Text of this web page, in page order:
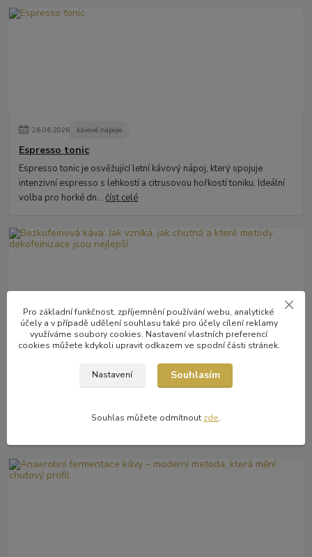
26.06.2026 kávové nápoje
Espresso tonic
Espresso tonic je osvěžující letní kávový nápoj, který spojuje
intenzivní espresso s lehkostí a citrusovou hořkostí toniku. Ideální
volba pro horké dn...číst celé
12.06 2026 o kávě
Bezkofeinová káva: Jak vzniká, jak chutná a které metody
dekofeinizace jsou nejlepší
dekofeinizace dokážou zachovat plnou chuť i aroma, a přitom
Pro základní funkčnost, zpříjemnění používání webu, analytické
účely a v případě udělení souhlasu také pro účely cílení reklamy
využíváme soubory cookies. Nastavení vlastních preferencí
cookies můžete kdykoli upravit odkazem ve spodní části stránek.
Nastavení Souhlasím
Souhlas můžete odmítnout zde.